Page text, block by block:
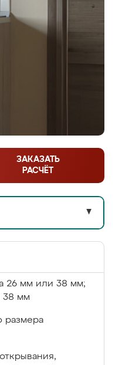
ЗАКАЗАТЬ
РАСЧЁТ
▼
26 мм или 38 мм;
38 мм
размера